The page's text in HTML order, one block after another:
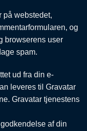
på webstedet,
og
browserens user
spam.
ud fra din e-
leveres til Gravatar
Gravatar tjenestens
af din